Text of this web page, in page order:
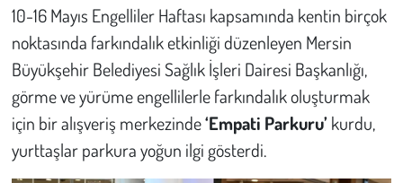
10-16 Mayıs Engelliler Haftası kapsamında kentin birçok
noktasında farkındalık etkinliği düzenleyen Mersin
Büyükşehir Belediyesi Sağlık İşleri Dairesi Başkanlığı,
görme ve yürüme engellilerle farkındalık oluşturmak
için bir alışveriş merkezinde‘Empati Parkuru’kurdu,
yurttaşlar parkura yoğun ilgi gösterdi.
İnsan Hakları
Hayvan Hakları
Çevre
Galeri